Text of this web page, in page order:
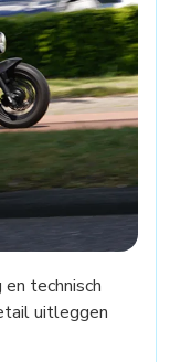
technisch
uitleggen